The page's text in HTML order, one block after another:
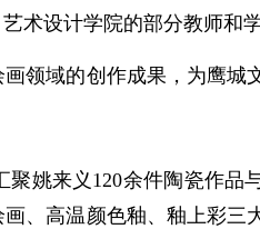
术设计学院的部分教师和
域的创作成果，为鹰城
来义120余件陶瓷作品与
、高温颜色釉、釉上彩三